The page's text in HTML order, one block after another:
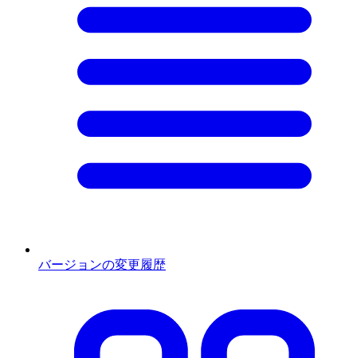
バージョンの変更履歴